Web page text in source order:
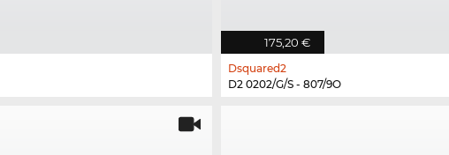
175,20 €
Dsquared2
D2 0202/G/S - 807/9O